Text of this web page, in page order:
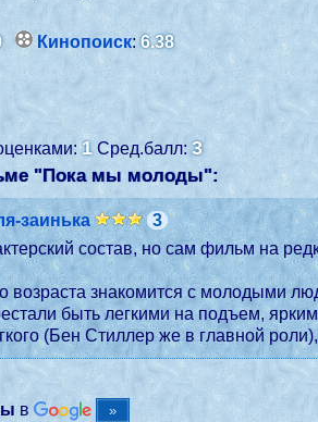
Кинопоиск:6.38
1Сред.балл:3
"Пока мы молоды":
заинька
3
состав, но сам фильм на
возраста знакомится с молодыми
быть легкими на подъем,
(Бен Стиллер же в главной
в